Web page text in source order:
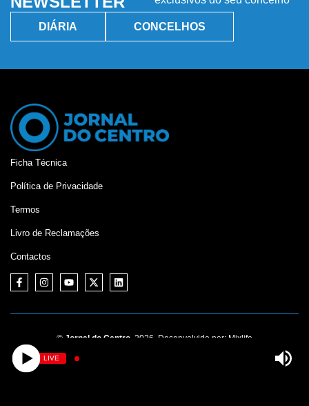
DIÁRIA CONCELHOS
Ficha Técnica
Política de Privacidade
Termos
Livro de Reclamações
Contactos
© Jornal do Centro, 2026. Desenvolvido por: Mixlife
LIVE